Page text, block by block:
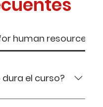
human resources
el curso?
una duración